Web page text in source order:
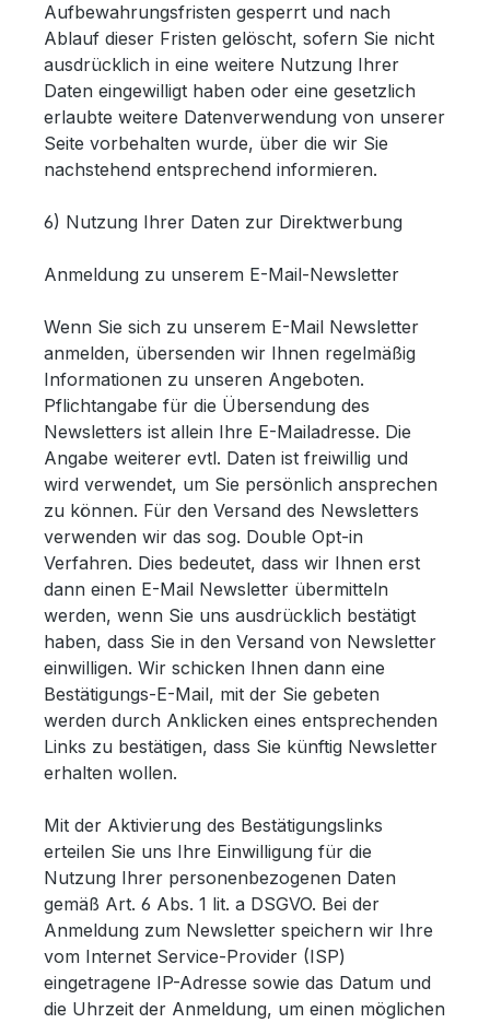
Aufbewahrungsfristen gesperrt und nach
Ablauf dieser Fristen gelöscht, sofern Sie nicht
ausdrücklich in eine weitere Nutzung Ihrer
Daten eingewilligt haben oder eine gesetzlich
erlaubte weitere Datenverwendung von unserer
Seite vorbehalten wurde, über die wir Sie
nachstehend entsprechend informieren.
6) Nutzung Ihrer Daten zur Direktwerbung
Anmeldung zu unserem E-Mail-Newsletter
Wenn Sie sich zu unserem E-Mail Newsletter
anmelden, übersenden wir Ihnen regelmäßig
Informationen zu unseren Angeboten.
Pflichtangabe für die Übersendung des
Newsletters ist allein Ihre E-Mailadresse. Die
Angabe weiterer evtl. Daten ist freiwillig und
wird verwendet, um Sie persönlich ansprechen
zu können. Für den Versand des Newsletters
verwenden wir das sog. Double Opt-in
Verfahren. Dies bedeutet, dass wir Ihnen erst
dann einen E-Mail Newsletter übermitteln
werden, wenn Sie uns ausdrücklich bestätigt
haben, dass Sie in den Versand von Newsletter
einwilligen. Wir schicken Ihnen dann eine
Bestätigungs-E-Mail, mit der Sie gebeten
werden durch Anklicken eines entsprechenden
Links zu bestätigen, dass Sie künftig Newsletter
erhalten wollen.
Mit der Aktivierung des Bestätigungslinks
erteilen Sie uns Ihre Einwilligung für die
Nutzung Ihrer personenbezogenen Daten
gemäß Art. 6 Abs. 1 lit. a DSGVO. Bei der
Anmeldung zum Newsletter speichern wir Ihre
vom Internet Service-Provider (ISP)
eingetragene IP-Adresse sowie das Datum und
die Uhrzeit der Anmeldung, um einen möglichen